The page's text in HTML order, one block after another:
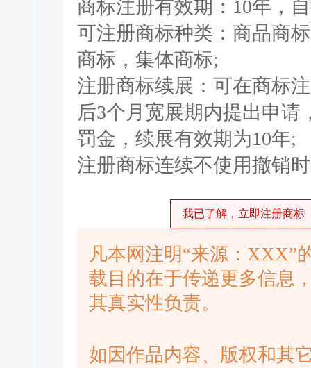
商标注册有效期：10年，
可注册商标种类：商品商
商标，集体商标;
注册商标续展：可在商标
后3个月宽展期内提出申
罚金，续展有效期为10年;
注册商标连续不使用撤销
我已了解，立即注册商标
凡本网注明“来源：XXX”
载目的在于传递更多信息
其真实性负责。
如因作品内容、版权和其